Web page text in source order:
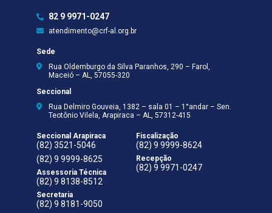
82 9 9971-0247
atendimento@crf-al.org.br
Sede
Rua Oldemburgo da Silva Paranhos, 290 – Farol,
Maceió – AL, 57055-320
Seccional
Rua Delmiro Gouveia, 1382 – sala 01 – 1°andar – Sen.
Teotônio Vilela, Arapiraca – AL, 57312-415
Seccional Arapiraca
(82) 3521-5046
(82) 9 9999-8625
Assessoria Técnica
(82) 9 8138-8512
Secretaria
(82) 9 8181-9050
Fiscalização
(82) 9 9999-8624
Recepção
(82) 9 9971-0247